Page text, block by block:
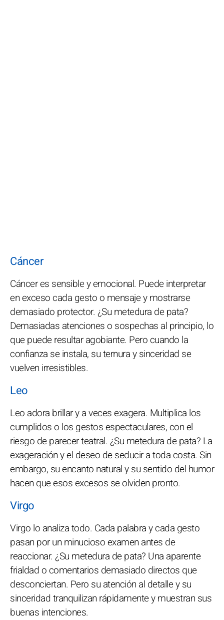
Cáncer
Cáncer es sensible y emocional. Puede interpretar
en exceso cada gesto o mensaje y mostrarse
demasiado protector. ¿Su metedura de pata?
Demasiadas atenciones o sospechas al principio, lo
que puede resultar agobiante. Pero cuando la
confianza se instala, su ternura y sinceridad se
vuelven irresistibles.
Leo
Leo adora brillar y a veces exagera. Multiplica los
cumplidos o los gestos espectaculares, con el
riesgo de parecer teatral. ¿Su metedura de pata? La
exageración y el deseo de seducir a toda costa. Sin
embargo, su encanto natural y su sentido del humor
hacen que esos excesos se olviden pronto.
Virgo
Virgo lo analiza todo. Cada palabra y cada gesto
pasan por un minucioso examen antes de
reaccionar. ¿Su metedura de pata? Una aparente
frialdad o comentarios demasiado directos que
desconciertan. Pero su atención al detalle y su
sinceridad tranquilizan rápidamente y muestran sus
buenas intenciones.